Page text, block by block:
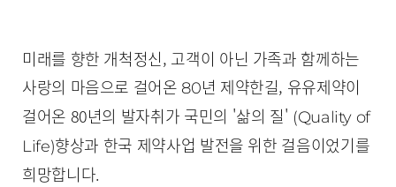
미래를 향한 개척정신, 고객이 아닌 가족과 함께하는
사랑의 마음으로 걸어온 80년 제약한길, 유유제약이
걸어온 80년의 발자취가 국민의 '삶의 질' (Quality of
Life)향상과 한국 제약사업 발전을 위한 걸음이었기를
희망합니다.